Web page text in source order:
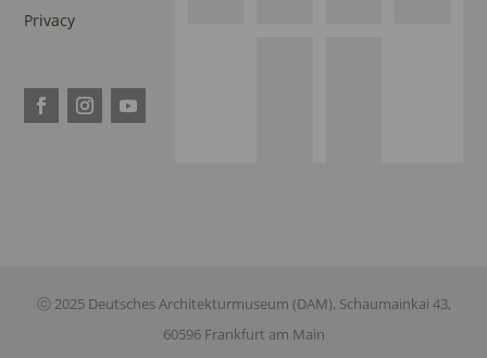
Privacy
ⓒ 2025 Deutsches Architekturmuseum (DAM), Schaumainkai 43,
60596 Frankfurt am Main